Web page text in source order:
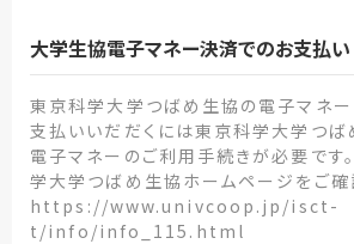
大学生協電子マネー決済でのお支払い
東京科学大学つばめ生協の電子マネー
支払いいだだくには東京科学大学つば
電子マネーのご利用手続きが必要です
学大学つばめ生協ホームページをご確
https://www.univcoop.jp/isct-
t/info/info_115.html